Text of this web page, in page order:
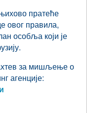
пратеће
овог правила,
особља који је
за мишљење о
агенције: